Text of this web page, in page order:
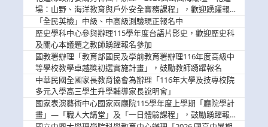
場：山野、海洋教育與戶外安全實務課程」，歡迎踴躍報名
參加
「全民英檢」中級、中高級測驗現正報名中
歷史學科中心參與辦理115學年度台語片影史，歡迎歷史科
及關心本議題之教師踴躍報名參加
國教署辦理「教育部國民及學前教育署辦理116年度高級中
等學校教學卓越獎初選實施計畫」，鼓勵教師踴躍報名
中華民國全國家長教育協會為辦理「116年大學及技專校院
多元入學高三學生升學輔導家長說明會」
國家表演藝術中心國家兩廳院115學年度上學期「廳院學計
畫」—「職人大講堂」及「一日體驗課程」，鼓勵踴躍報名